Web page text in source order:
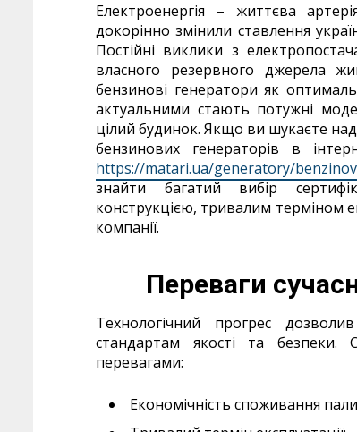
Електроенергія – життєва
докорінно змінили ставлення
Постійні виклики з
власного резервного джерела
бензинові генератори як
актуальними стають потужні
цілий будинок. Якщо ви шукаєте
бензинових генераторів в
https://matari.ua/generatory/
знайти багатий вибір
конструкцією, тривалим терміном
компанії.
Переваги
Технологічний прогрес
стандартам якості та безпеки.
перевагами:
Економічність споживання